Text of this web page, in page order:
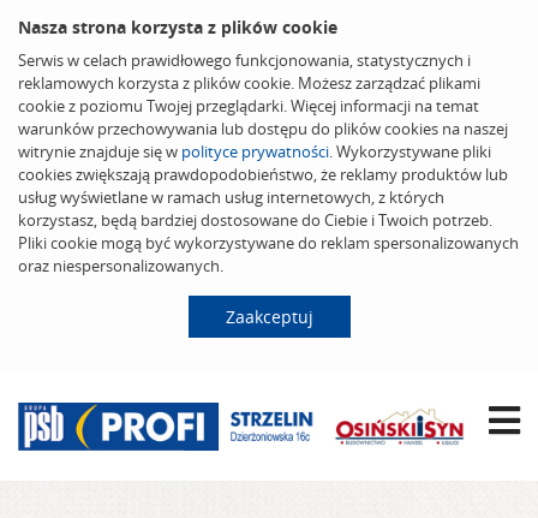
Nasza strona korzysta z plików cookie
Serwis w celach prawidłowego funkcjonowania, statystycznych i
reklamowych korzysta z plików cookie. Możesz zarządzać plikami
cookie z poziomu Twojej przeglądarki. Więcej informacji na temat
warunków przechowywania lub dostępu do plików cookies na naszej
witrynie znajduje się w polityce prywatności. Wykorzystywane pliki
cookies zwiększają prawdopodobieństwo, że reklamy produktów lub
usług wyświetlane w ramach usług internetowych, z których
korzystasz, będą bardziej dostosowane do Ciebie i Twoich potrzeb.
Pliki cookie mogą być wykorzystywane do reklam spersonalizowanych
oraz niespersonalizowanych.
Zaakceptuj